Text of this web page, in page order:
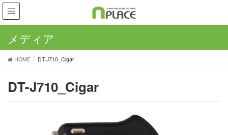
メディア
HOME DT-J710_Cigar
DT-J710_Cigar